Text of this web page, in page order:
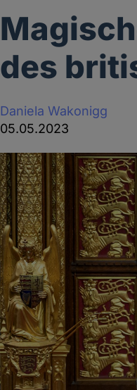
des
Daniela Wakonigg
05.05.2023